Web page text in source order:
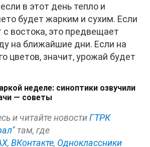
в этот день тепло и
будет жарким и сухим. Если
востока, это предвещает
на ближайшие дни. Если на
цветов, значит, урожай будет
неделе: синоптики озвучили
— советы
и читайте новостиГТРК
там, где
, ВКонтакте, Одноклассники